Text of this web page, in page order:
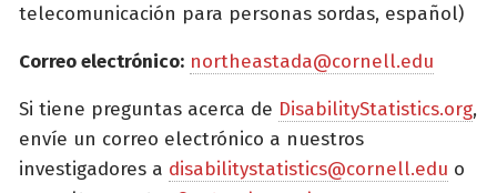
telecomunicación para personas sordas, español)
Correo electrónico: northeastada@cornell.edu
Si tiene preguntas acerca de DisabilityStatistics.org,
envíe un correo electrónico a nuestros
investigadores a disabilitystatistics@cornell.edu o